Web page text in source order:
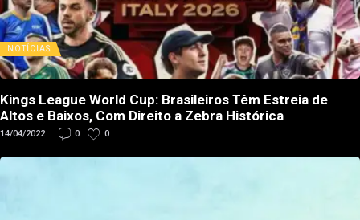
NOTÍCIAS
Kings League World Cup: Brasileiros Têm Estreia de
Altos e Baixos, Com Direito a Zebra Histórica
14/04/2022 0 0